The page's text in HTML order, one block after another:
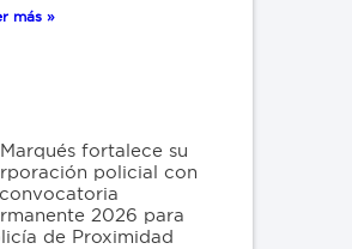
más »
fortalece su
policial con
2026 para
de Proximidad